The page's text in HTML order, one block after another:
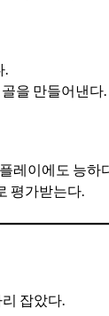
.
을 만들어낸다.
레이에도 능하
평가받는다.
잡았다.